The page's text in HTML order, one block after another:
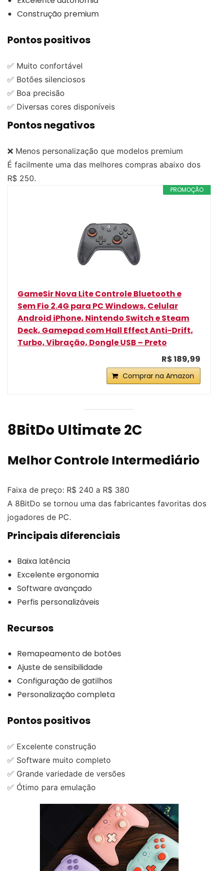
Construção premium
Pontos positivos
✅ Muito confortável
✅ Botões silenciosos
✅ Boa precisão
✅ Diversas cores disponíveis
Pontos negativos
❌ Menos personalização que modelos premium
É facilmente uma das melhores compras abaixo dos
R$ 250.
PROMOÇÃO
GameSir Nova Lite Controle Bluetooth e
Sem Fio 2.4G para PC Windows, Celular
Android iPhone, Nintendo Switch e Steam
Deck, Gamepad com Hall Effect Anti-Drift,
Turbo, Vibração, Dongle USB – Preto
R$ 189,99
Comprar na Amazon
8BitDo Ultimate 2C
Melhor Controle Intermediário
Faixa de preço: R$ 240 a R$ 380
A 8BitDo se tornou uma das fabricantes favoritas dos
jogadores de PC.
Principais diferenciais
Baixa latência
Excelente ergonomia
Software avançado
Perfis personalizáveis
Recursos
Remapeamento de botões
Ajuste de sensibilidade
Configuração de gatilhos
Personalização completa
Pontos positivos
✅ Excelente construção
✅ Software muito completo
✅ Grande variedade de versões
✅ Ótimo para emulação